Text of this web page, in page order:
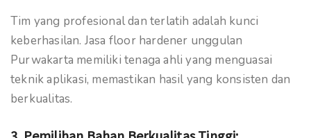
Tim yang profesional dan terlatih adalah kunci
keberhasilan. Jasa floor hardener unggulan
Purwakarta memiliki tenaga ahli yang menguasai
teknik aplikasi, memastikan hasil yang konsisten dan
berkualitas.